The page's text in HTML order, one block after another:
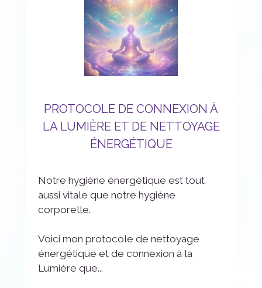
PROTOCOLE DE CONNEXION À
LA LUMIÈRE ET DE NETTOYAGE
ÉNERGÉTIQUE
Notre hygiène énergétique est tout
aussi vitale que notre hygiène
corporelle.
Voici mon protocole de nettoyage
énergétique et de connexion à la
Lumière que...